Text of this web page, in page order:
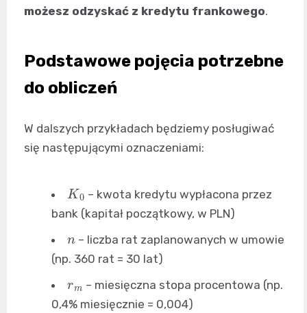
możesz odzyskać z kredytu frankowego.
Podstawowe pojęcia potrzebne
do obliczeń
W dalszych przykładach będziemy posługiwać
się następującymi oznaczeniami:
K0
– kwota kredytu wypłacona przez
bank (kapitał początkowy, w PLN)
– liczba rat zaplanowanych w umowie
(np. 360 rat = 30 lat)
– miesięczna stopa procentowa (np.
0,4% miesięcznie = 0,004)